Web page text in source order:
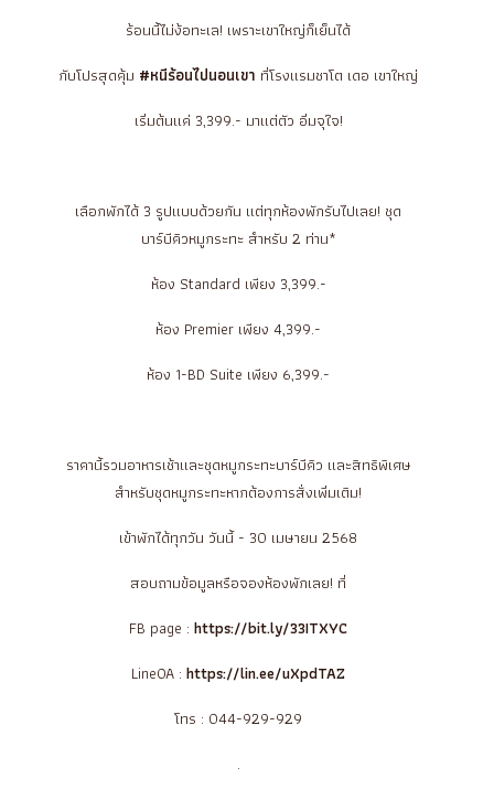
ร้อนนี้ไม่ง้อทะเล! เพราะเขาใหญ่ก็เย็นได้
กับโปรสุดคุ้ม #หนีร้อนไปนอนเขา ที่โรงแรมชาโต เดอ เขาใหญ่
เริ่มต้นแค่ 3,399.- มาแต่ตัว อิ่มจุใจ!
เลือกพักได้ 3 รูปแบบด้วยกัน แต่ทุกห้องพักรับไปเลย! ชุด
บาร์บีคิวหมูกระทะ สำหรับ 2 ท่าน*
ห้อง Standard เพียง 3,399.-
ห้อง Premier เพียง 4,399.-
ห้อง 1-BD Suite เพียง 6,399.-
ราคานี้รวมอาหารเช้าและชุดหมูกระทะบาร์บีคิว และสิทธิพิเศษ
สำหรับชุดหมูกระทะหากต้องการสั่งเพิ่มเติม!
เข้าพักได้ทุกวัน วันนี้ - 30 เมษายน 2568
สอบถามข้อมูลหรือจองห้องพักเลย! ที่
FB page : https://bit.ly/33ITXYC
LineOA : https://lin.ee/uXpdTAZ
โทร : 044-929-929
.